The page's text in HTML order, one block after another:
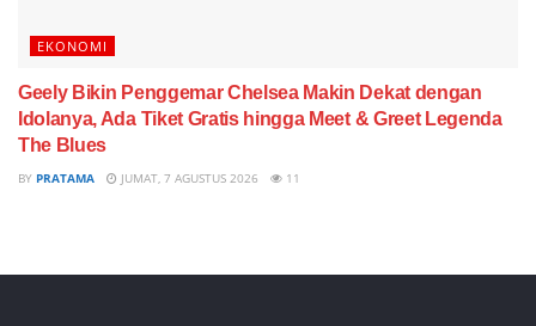
EKONOMI
Geely Bikin Penggemar Chelsea Makin Dekat dengan
Idolanya, Ada Tiket Gratis hingga Meet & Greet Legenda
The Blues
BY PRATAMA JUMAT, 7 AGUSTUS 2026 11